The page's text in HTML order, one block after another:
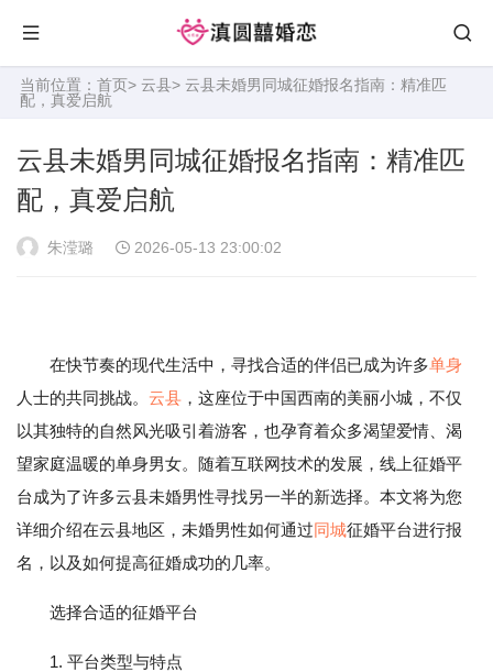
当前位置： 首页> 云县> 云县未婚男同城征婚报名指南：精准匹
配，真爱启航
云县未婚男同城征婚报名指南：精准匹
配，真爱启航
朱滢璐 2026-05-13 23:00:02
在快节奏的现代生活中，寻找合适的伴侣已成为许多单身
人士的共同挑战。 云县 ，这座位于中国西南的美丽小城，不仅
以其独特的自然风光吸引着游客，也孕育着众多渴望爱情、渴
望家庭温暖的单身男女。随着互联网技术的发展，线上征婚平
台成为了许多云县未婚男性寻找另一半的新选择。本文将为您
详细介绍在云县地区，未婚男性如何通过同城征婚平台进行报
名，以及如何提高征婚成功的几率。
选择合适的征婚平台
1. 平台类型与特点